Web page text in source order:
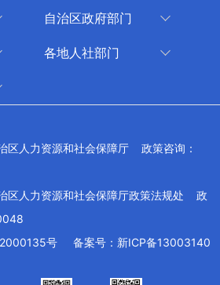
自治区政府部门
审计厅
退役军人事务厅
商务厅
各地人社部门
克孜勒苏柯尔克孜自治州
区人力资源和社会保障厅 政策咨询：
区人力资源和社会保障厅政策法规处 政
号
备案号：新ICP备13003140